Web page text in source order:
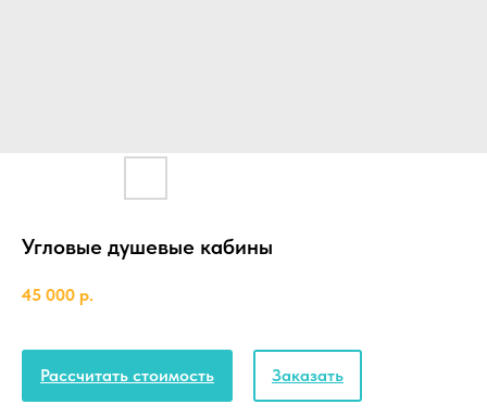
Угловые душевые кабины
45 000 р.
Рассчитать стоимость Заказать